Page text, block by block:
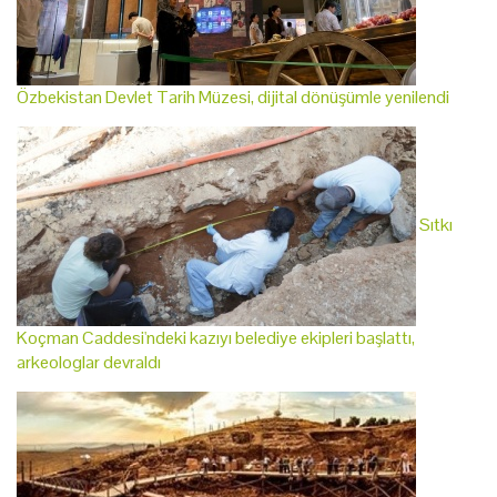
Özbekistan Devlet Tarih Müzesi, dijital dönüşümle yenilendi
Sıtkı
Koçman Caddesi'ndeki kazıyı belediye ekipleri başlattı,
arkeologlar devraldı